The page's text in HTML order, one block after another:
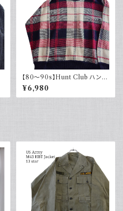
【80～90s】Hunt Club ハント
クラブ タータンチェック コットン
ニット 80年代 90年代 レトロ
デザイン古着
¥6,980